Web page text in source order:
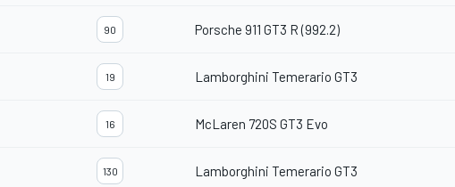
90 Porsche 911 GT3 R (992.2)
19 Lamborghini Temerario GT3
16 McLaren 720S GT3 Evo
130 Lamborghini Temerario GT3